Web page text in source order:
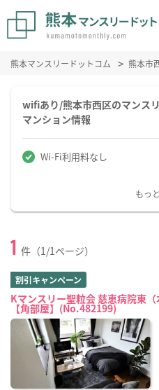
熊本マンスリードットコム 熊本市
wifiあり/熊本市西区のマンス
マンション情報
Wi-Fi利用料なし
もっ
1 件（1/1ページ）
割引キャンペーン
Kマンスリー聖粒会 慈恵病院東
【角部屋】(No.482199)